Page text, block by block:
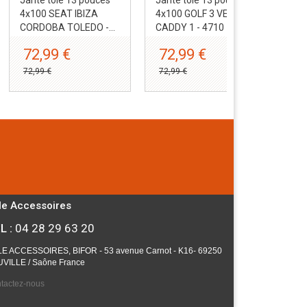
4x100 SEAT IBIZA
CORDOBA TOLEDO -...
72,99 €
72,99 €
4x100 GOLF 3 VENTO
CADDY 1 - 4710
72,99 €
72,99 €
Accessoires
: 04 28 29 63 20
ACCESSOIRES, BIFOR - 53 avenue Carnot - K16- 69250
/ Saône France
nous